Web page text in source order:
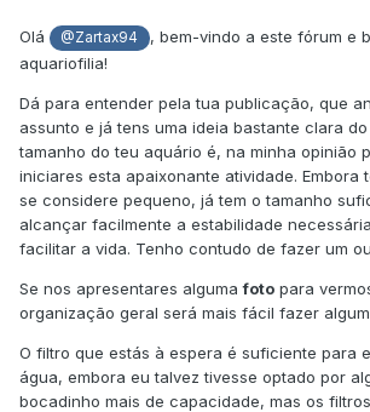
Olá @Zartax94
, bem-vindo a este fórum e
aquariofilia!
Dá para entender pela tua publicação, que
assunto e já tens uma ideia bastante clara
tamanho do teu aquário é, na minha opinião
iniciares esta apaixonante atividade. Embora
se considere pequeno, já tem o tamanho
alcançar facilmente a estabilidade
facilitar a vida. Tenho contudo de fazer um
Se nos apresentares algumafoto para
organização geral será mais fácil fazer
O filtro que estás à espera é suficiente para
água, embora eu talvez tivesse optado por
bocadinho mais de capacidade, mas os